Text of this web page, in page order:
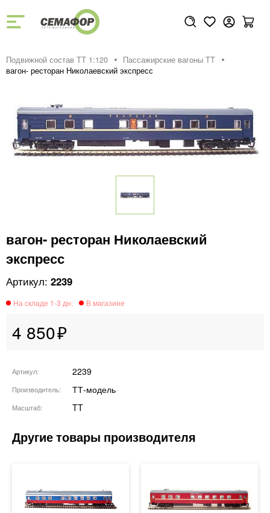
Подвижной состав ТТ 1:120
Пассажирские вагоны TT
вагон- ресторан Николаевский экспресс
вагон- ресторан Николаевский
экспресс
2239
4 850
Артикул 2239
Производитель ТТ-модель
Масштаб TT